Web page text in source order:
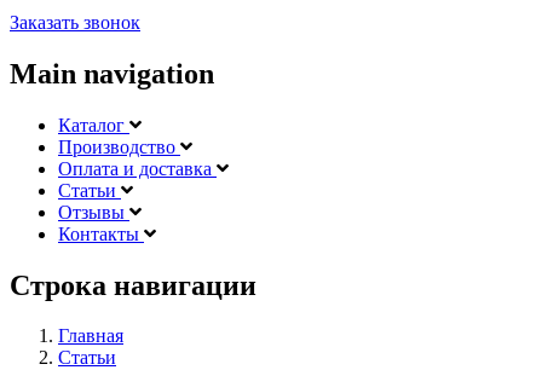
Заказать звонок
Main navigation
Каталог
Производство
Оплата и доставка
Статьи
Отзывы
Контакты
Строка навигации
Главная
Статьи